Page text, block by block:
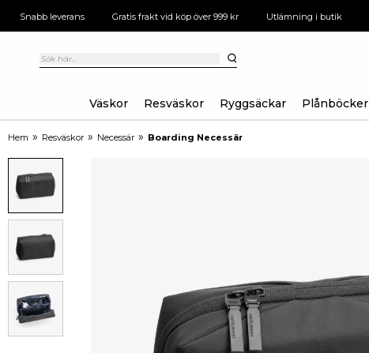
Snabb leverans Gratis frakt vid köp över 999 kr Utlämning i butik
Väskor Resväskor Ryggsäckar Plånböcker
Hem » Resväskor » Necessär » Boarding Necessär